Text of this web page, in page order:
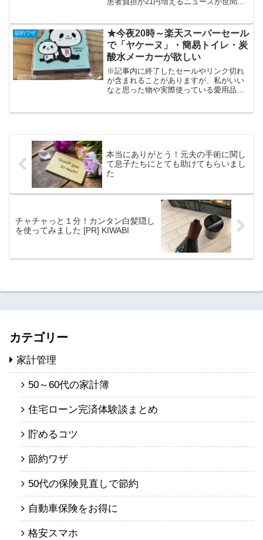
円、再診12円上乗せされるそうです。そ
んなばからしいこと...
節約ワザ
★今夜20時～楽天スーパーセール
で「ヤケーヌ」・簡易トイレ・炭
酸水メーカーが欲しい
※記事内に終了したセールやリンク切れ
が含まれることがありますが、私がいい
なと思った物や実際使っている愛用品の
本当にありがとう！元夫の手術に関し
て息子たちにとても助けてもらいまし
た
チャチャっと１分！カンタン白髪隠し
を使ってみました [PR] KIWABI
カテゴリー
家計管理
50～60代の家計簿
住宅ローン完済体験談まとめ
貯めるコツ
節約ワザ
50代の保険見直しで節約
自動車保険をお得に
格安スマホ